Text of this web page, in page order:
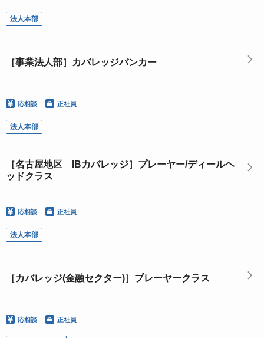
法人本部
［事業法人部］カバレッジバンカー
応相談 正社員
法人本部
［名古屋地区 IBカバレッジ］プレーヤー/ディールヘ
ッドクラス
応相談 正社員
法人本部
［カバレッジ(金融セクター)］プレーヤークラス
応相談 正社員